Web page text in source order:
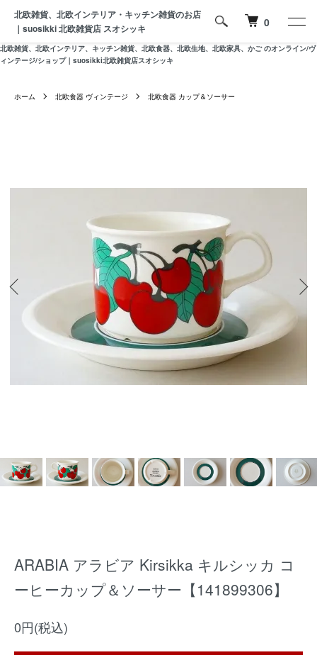
北欧雑貨、北欧インテリア、キッチン雑貨、北欧食器、北欧生地、北欧家具、かご のオンライン/ヴ
ィンテージ/ショップ｜suosikki北欧雑貨店スオシッキ
北欧雑貨、北欧インテリア・キッチン雑貨のお店
｜suosikki 北欧雑貨店 スオシッキ
0
ホーム 北欧食器 ヴィンテージ 北欧食器 カップ＆ソーサー
ARABIA アラビア Kirsikka キルシッカ コ
ーヒーカップ＆ソーサー【141899306】
0円(税込)